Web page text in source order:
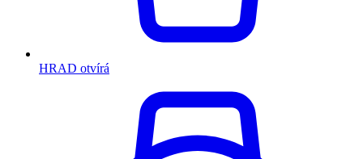
HRAD otvírá